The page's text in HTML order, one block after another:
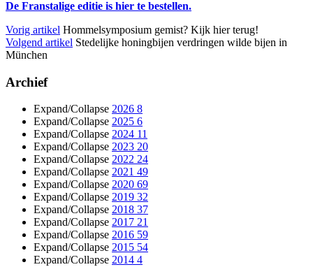
De Franstalige editie is hier te bestellen.
Vorig artikel Hommelsymposium gemist? Kijk hier terug!
Volgend artikel Stedelijke honingbijen verdringen wilde bijen in
München
Archief
Expand/Collapse 2026 8
Expand/Collapse 2025 6
Expand/Collapse 2024 11
Expand/Collapse 2023 20
Expand/Collapse 2022 24
Expand/Collapse 2021 49
Expand/Collapse 2020 69
Expand/Collapse 2019 32
Expand/Collapse 2018 37
Expand/Collapse 2017 21
Expand/Collapse 2016 59
Expand/Collapse 2015 54
Expand/Collapse 2014 4